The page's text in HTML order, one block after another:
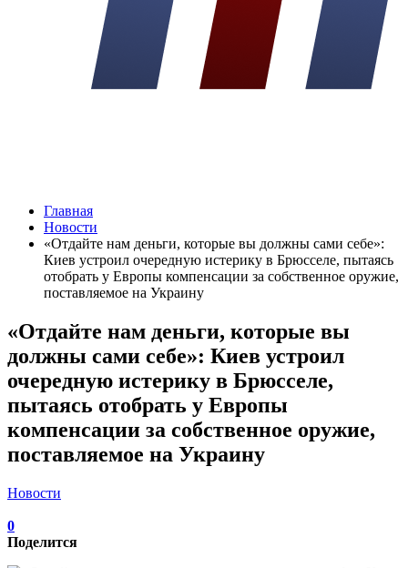
Главная
Новости
«Отдайте нам деньги, которые вы должны сами себе»:
Киев устроил очередную истерику в Брюсселе, пытаясь
отобрать у Европы компенсации за собственное оружие,
поставляемое на Украину
«Отдайте нам деньги, которые вы
должны сами себе»: Киев устроил
очередную истерику в Брюсселе,
пытаясь отобрать у Европы
компенсации за собственное оружие,
поставляемое на Украину
Новости
0
Поделится